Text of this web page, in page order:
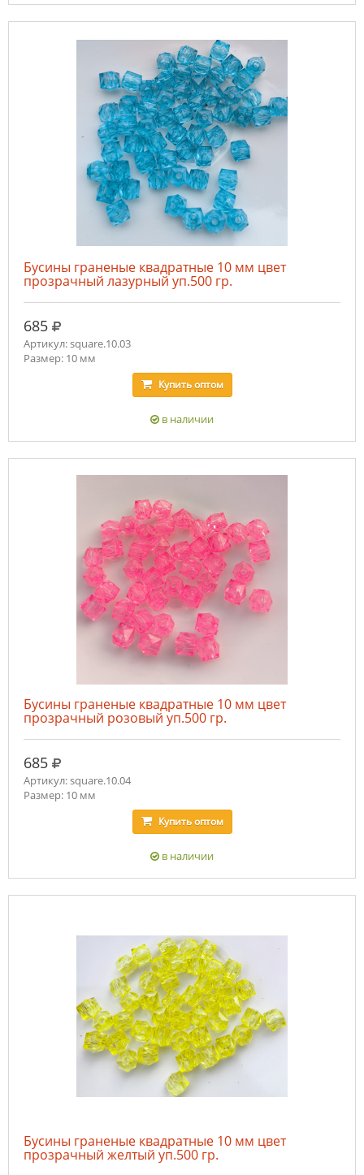
Бусины граненые квадратные 10 мм цвет
прозрачный лазурный уп.500 гр.
685 руб.
Артикул: square.10.03
Размер: 10 мм
Купитьоптом
в наличии
Бусины граненые квадратные 10 мм цвет
прозрачный розовый уп.500 гр.
685 руб.
Артикул: square.10.04
Размер: 10 мм
Купитьоптом
в наличии
Бусины граненые квадратные 10 мм цвет
прозрачный желтый уп.500 гр.